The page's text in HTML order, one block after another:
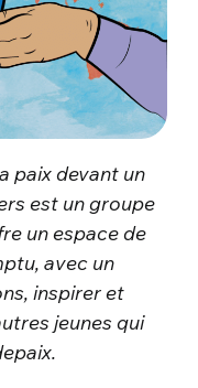
paix devant un
est un groupe
un espace de
avec un
inspirer et
jeunes qui